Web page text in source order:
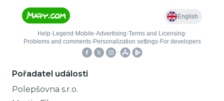
Pořadatel události
Polepšovna s.r.o.